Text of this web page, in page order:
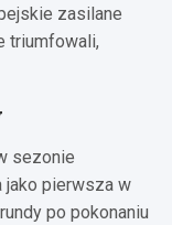
zasilane
triumfowali,
sezonie
jako pierwsza w
po pokonaniu